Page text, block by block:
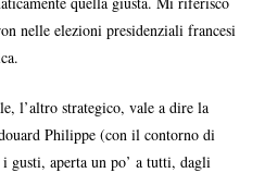
nelle elezioni presidenziali francesi
l’altro strategico, vale a dire la
Philippe (con il contorno di
gusti, aperta un po’ a tutti, dagli